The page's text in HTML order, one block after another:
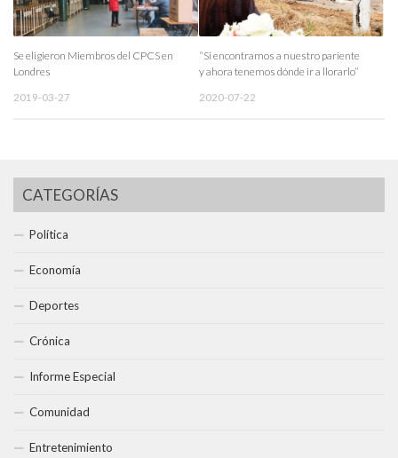
Se eligieron Miembros del CPCS en
Londres
2019-03-27
“Si encontramos a nuestro pariente
y ahora tenemos dónde ir a llorarlo”
2020-07-22
CATEGORÍAS
Política
Economía
Deportes
Crónica
Informe Especial
Comunidad
Entretenimiento